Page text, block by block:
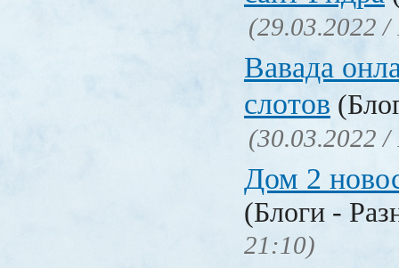
(29.03.2022 /
Вавада
слотов
(30.03.2022 /
Дом 2
(Блоги -
21:10)